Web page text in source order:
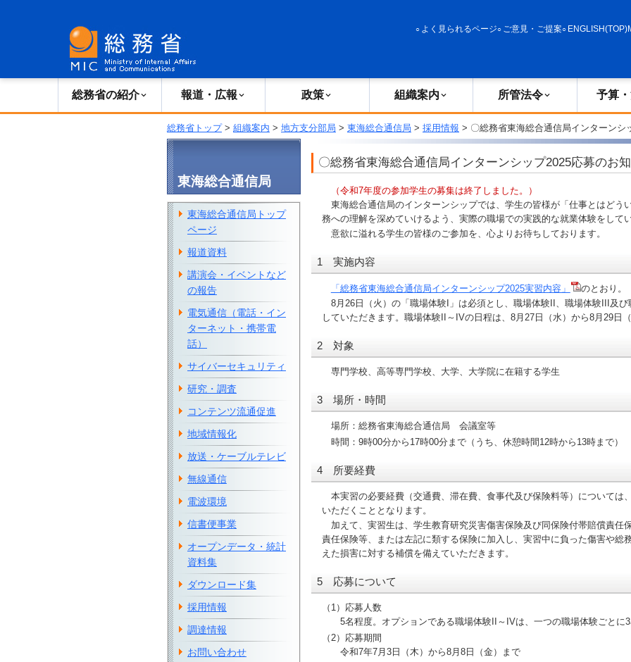
よく見られるページ ご意見・ご提案 ENGLISH(TOP)
総務省の紹介 報道・広報 政策 組織案内 所管法令 予算
総務省トップ> 組織案内 > 地方支分部局 > 東海総合通信局 > 採用情報 > 〇総務省東海総合通信局インターンシ
〇総務省東海総合通信局インターンシップ2025応募のお
（令和7年度の参加学生の募集は終了しました。）
東海総合通信局のインターンシップでは、学生の皆様が「仕事とはどう
務への理解を深めていけるよう、実際の職場での実践的な就業体験をして
意欲に溢れる学生の皆様のご参加を、心よりお待ちしております。
1 実施内容
「総務省東海総合通信局インターンシップ2025実習内容」
のとおり。
8月26日（火）の「職場体験I」は必須とし、職場体験II、職場体験III及
していただきます。職場体験II～IVの日程は、8月27日（水）から8月29日
2 対象
専門学校、高等専門学校、大学、大学院に在籍する学生
3 場所・時間
場所：総務省東海総合通信局 会議室等
時間：9時00分から17時00分まで（うち、休憩時間12時から13時まで）
4 所要経費
本実習の必要経費（交通費、滞在費、食事代及び保険料等）については
いただくこととなります。
加えて、実習生は、学生教育研究災害傷害保険及び同保険付帯賠償責任
責任保険等、または左記に類する保険に加入し、実習中に負った傷害や総
えた損害に対する補償を備えていただきます。
5 応募について
（1）応募人数
5名程度。オプションである職場体験II～IVは、一つの職場体験ごとに
（2）応募期間
令和7年7月3日（木）から8月8日（金）まで
東海総合通信局
東海総合通信局トップ
ページ
報道資料
講演会・イベントなど
の報告
電気通信（電話・イン
ターネット・携帯電
話）
サイバーセキュリティ
研究・調査
コンテンツ流通促進
地域情報化
放送・ケーブルテレビ
無線通信
電波環境
信書便事業
オープンデータ・統計
資料集
ダウンロード集
採用情報
調達情報
お問い合わせ